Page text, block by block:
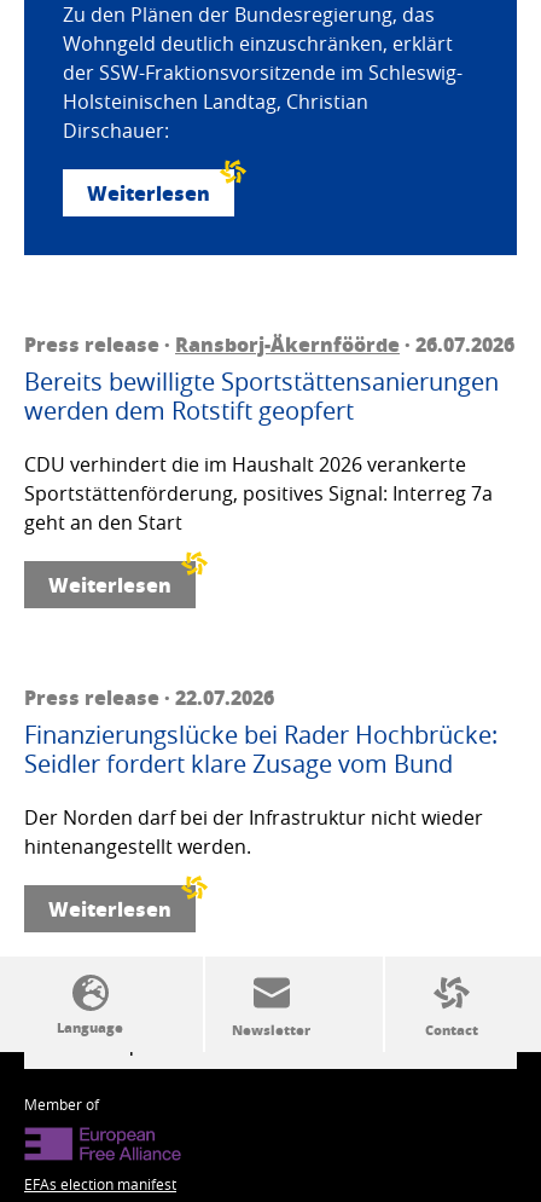
Zu den Plänen der Bundesregierung, das
Wohngeld deutlich einzuschränken, erklärt
der SSW-Fraktionsvorsitzende im Schleswig-
Holsteinischen Landtag, Christian
Dirschauer:
Weiterlesen
Press release · Ransborj-Äkernföörde· 26.07.2026
Bereits bewilligte Sportstättensanierungen
werden dem Rotstift geopfert
CDU verhindert die im Haushalt 2026 verankerte
Sportstättenförderung, positives Signal: Interreg 7a
geht an den Start
Weiterlesen
Press release · 22.07.2026
Finanzierungslücke bei Rader Hochbrücke:
Seidler fordert klare Zusage vom Bund
Der Norden darf bei der Infrastruktur nicht wieder
hintenangestellt werden.
Weiterlesen
SSW politics from A to Z
Member of
EFAs election manifest